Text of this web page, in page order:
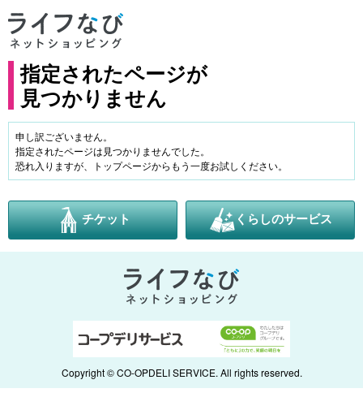
指定されたページが
見つかりません
申し訳ございません。
指定されたページは見つかりませんでした。
恐れ入りますが、トップページからもう一度お試しください。
チケット くらしのサービス
Copyright © CO-OPDELI SERVICE. All rights reserved.